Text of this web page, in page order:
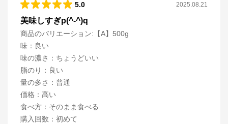
5.0 2025.08.21
美味しすぎp(^-^)q
商品のバリエーション: 【A】500g
味 ： 良い
味の濃さ ： ちょうどいい
脂のり ： 良い
量の多さ ： 普通
価格 ： 高い
食べ方 ： そのまま食べる
購入回数 ： 初めて